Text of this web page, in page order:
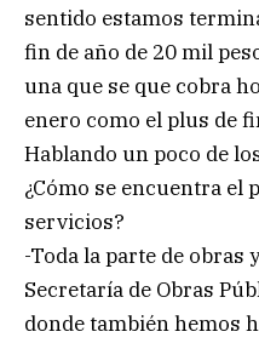
sentido estamos
fin de año de 20 mil
una que se que cobra
enero como el plus de
Hablando un poco de
¿Cómo se encuentra el
servicios?
-Toda la parte de obras
Secretaría de Obras
donde también hemos